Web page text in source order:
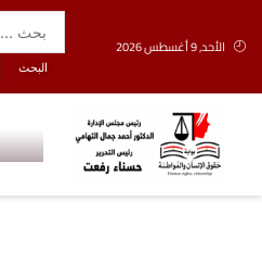
الأحد, 9 أغسطس 2026